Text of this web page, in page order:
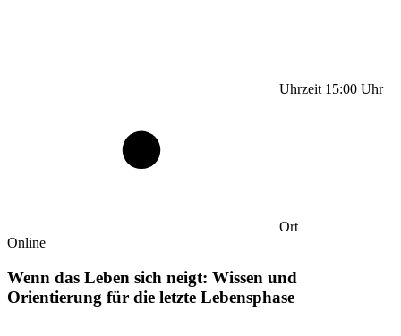
Uhrzeit 15:00 Uhr
Ort
Online
Wenn das Leben sich neigt: Wissen und
Orientierung für die letzte Lebensphase